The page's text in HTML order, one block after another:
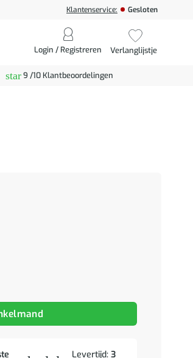
Klantenservice: Gesloten
Login / Registreren Verlanglijstje
star9 /10 Klantbeoordelingen
Hout en Glas aantal
Levertijd:3